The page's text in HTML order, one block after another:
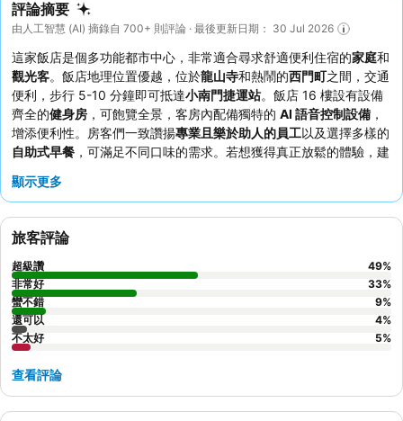
評論摘要
由人工智慧 (AI) 摘錄自 700+ 則評論 · 最後更新日期： 30 Jul 2026
這家飯店是個多功能都市中心，非常適合尋求舒適便利住宿的家庭和
觀光客。飯店地理位置優越，位於龍山寺和熱鬧的西門町之間，交通
便利，步行 5-10 分鐘即可抵達小南門捷運站。飯店 16 樓設有設備
齊全的健身房 ，可飽覽全景，客房內配備獨特的 AI 語音控制設備 ，
增添便利性。房客們一致讚揚專業且樂於助人的員工以及選擇多樣的
自助式早餐 ，可滿足不同口味的需求。若想獲得真正放鬆的體驗，建
顯示更多
旅客評論
超級讚 49%
非常好
33%
蠻不錯
9%
還可以
4%
不太好
5%
查看評論